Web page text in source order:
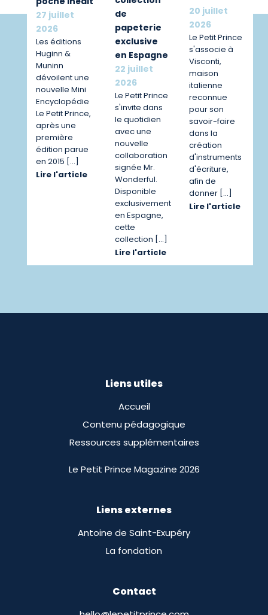
27 juillet
2026
Les éditions
Huginn &
Muninn
dévoilent une
nouvelle Mini
Encyclopédie
Le Petit Prince,
après une
première
édition parue
en 2015 […]
Lire l'article
de
papeterie
exclusive
en Espagne
22 juillet
2026
Le Petit Prince
s'invite dans
le quotidien
avec une
nouvelle
collaboration
signée Mr.
Wonderful.
Disponible
exclusivement
en Espagne,
cette
collection […]
Lire l'article
20 juillet
2026
Le Petit Prince
s'associe à
Visconti,
maison
italienne
reconnue
pour son
savoir-faire
dans la
création
d'instruments
d'écriture,
afin de
donner […]
Lire l'article
Liens utiles
Accueil
Contenu pédagogique
Ressources supplémentaires
Le Petit Prince Magazine 2026
Liens externes
Antoine de Saint-Exupéry
La fondation
Contact